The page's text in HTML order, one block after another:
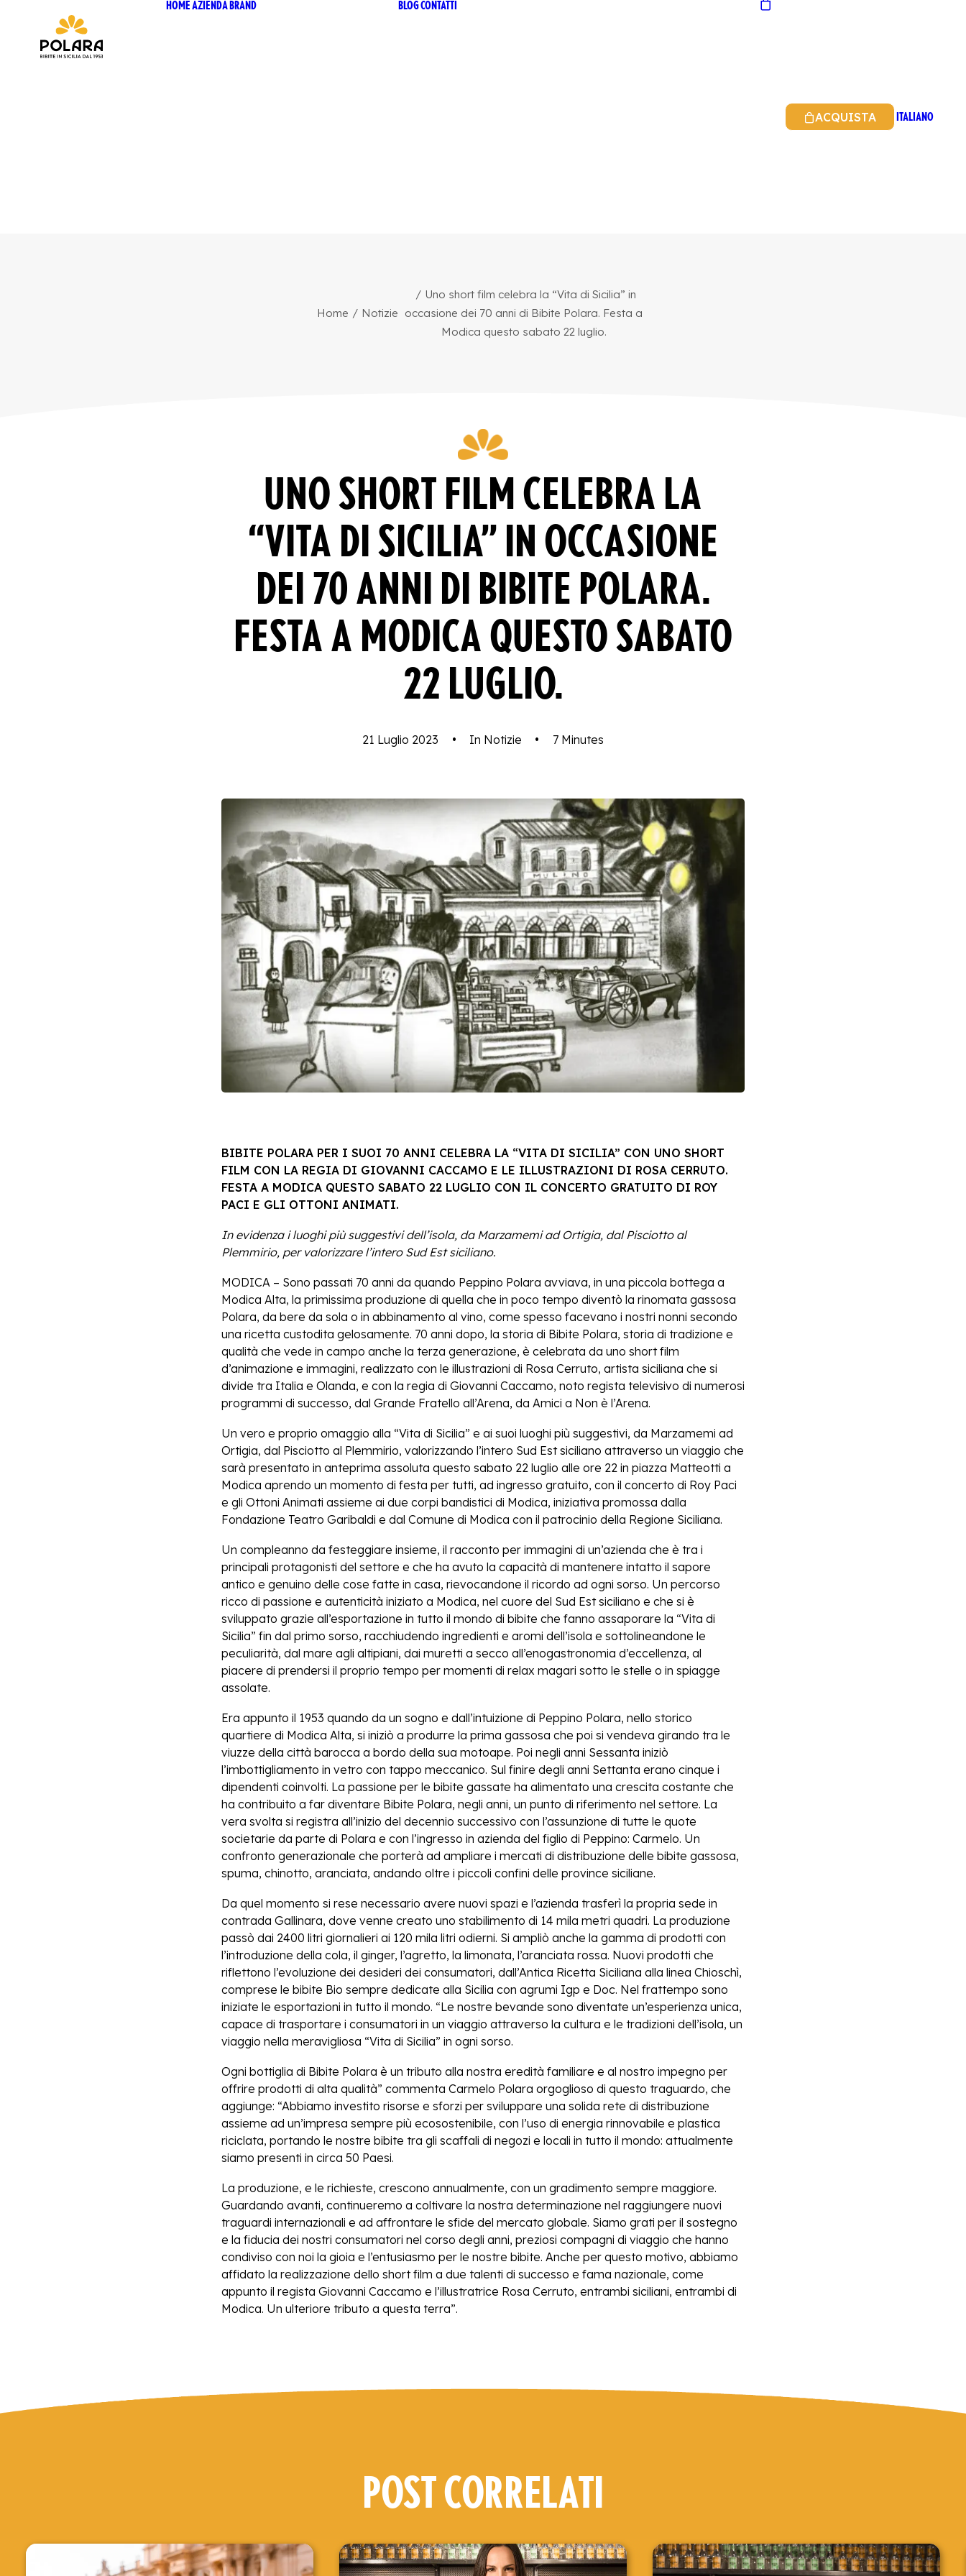
HOMEAZIENDABRAND BLOGCONTATTI
ACQUISTA ITALIANO
Home Notizie
Uno short film celebra la “Vita di Sicilia” in
occasione dei 70 anni di Bibite Polara. Festa a
Modica questo sabato 22 luglio.
UNO SHORT FILM CELEBRA LA
“VITA DI SICILIA” IN OCCASIONE
DEI 70 ANNI DI BIBITE POLARA.
FESTA A MODICA QUESTO SABATO
22 LUGLIO.
21 Luglio 2023 • In Notizie • 7 Minutes
BIBITE POLARA PER I SUOI 70 ANNI CELEBRA LA “VITA DI SICILIA” CON UNO SHORT
FILM CON LA REGIA DI GIOVANNI CACCAMO E LE ILLUSTRAZIONI DI ROSA CERRUTO.
FESTA A MODICA QUESTO SABATO 22 LUGLIO CON IL CONCERTO GRATUITO DI ROY
PACI E GLI OTTONI ANIMATI.
In evidenza i luoghi più suggestivi dell’isola, da Marzamemi ad Ortigia, dal Pisciotto al
Plemmirio, per valorizzare l’intero Sud Est siciliano.
MODICA – Sono passati 70 anni da quando Peppino Polara avviava, in una piccola bottega a
Modica Alta, la primissima produzione di quella che in poco tempo diventò la rinomata gassosa
Polara, da bere da sola o in abbinamento al vino, come spesso facevano i nostri nonni secondo
una ricetta custodita gelosamente. 70 anni dopo, la storia di Bibite Polara, storia di tradizione e
qualità che vede in campo anche la terza generazione, è celebrata da uno short film
d’animazione e immagini, realizzato con le illustrazioni di Rosa Cerruto, artista siciliana che si
divide tra Italia e Olanda, e con la regia di Giovanni Caccamo, noto regista televisivo di numerosi
programmi di successo, dal Grande Fratello all’Arena, da Amici a Non è l’Arena.
Un vero e proprio omaggio alla “Vita di Sicilia” e ai suoi luoghi più suggestivi, da Marzamemi ad
Ortigia, dal Pisciotto al Plemmirio, valorizzando l’intero Sud Est siciliano attraverso un viaggio che
sarà presentato in anteprima assoluta questo sabato 22 luglio alle ore 22 in piazza Matteotti a
Modica aprendo un momento di festa per tutti, ad ingresso gratuito, con il concerto di Roy Paci
e gli Ottoni Animati assieme ai due corpi bandistici di Modica, iniziativa promossa dalla
Fondazione Teatro Garibaldi e dal Comune di Modica con il patrocinio della Regione Siciliana.
Un compleanno da festeggiare insieme, il racconto per immagini di un’azienda che è tra i
principali protagonisti del settore e che ha avuto la capacità di mantenere intatto il sapore
antico e genuino delle cose fatte in casa, rievocandone il ricordo ad ogni sorso. Un percorso
ricco di passione e autenticità iniziato a Modica, nel cuore del Sud Est siciliano e che si è
sviluppato grazie all’esportazione in tutto il mondo di bibite che fanno assaporare la “Vita di
Sicilia” fin dal primo sorso, racchiudendo ingredienti e aromi dell’isola e sottolineandone le
peculiarità, dal mare agli altipiani, dai muretti a secco all’enogastronomia d’eccellenza, al
piacere di prendersi il proprio tempo per momenti di relax magari sotto le stelle o in spiagge
assolate.
Era appunto il 1953 quando da un sogno e dall’intuizione di Peppino Polara, nello storico
quartiere di Modica Alta, si iniziò a produrre la prima gassosa che poi si vendeva girando tra le
viuzze della città barocca a bordo della sua motoape. Poi negli anni Sessanta iniziò
l’imbottigliamento in vetro con tappo meccanico. Sul finire degli anni Settanta erano cinque i
dipendenti coinvolti. La passione per le bibite gassate ha alimentato una crescita costante che
ha contribuito a far diventare Bibite Polara, negli anni, un punto di riferimento nel settore. La
vera svolta si registra all’inizio del decennio successivo con l’assunzione di tutte le quote
societarie da parte di Polara e con l’ingresso in azienda del figlio di Peppino: Carmelo. Un
confronto generazionale che porterà ad ampliare i mercati di distribuzione delle bibite gassosa,
spuma, chinotto, aranciata, andando oltre i piccoli confini delle province siciliane.
Da quel momento si rese necessario avere nuovi spazi e l’azienda trasferì la propria sede in
contrada Gallinara, dove venne creato uno stabilimento di 14 mila metri quadri. La produzione
passò dai 2400 litri giornalieri ai 120 mila litri odierni. Si ampliò anche la gamma di prodotti con
l’introduzione della cola, il ginger, l’agretto, la limonata, l’aranciata rossa. Nuovi prodotti che
riflettono l’evoluzione dei desideri dei consumatori, dall’Antica Ricetta Siciliana alla linea Chioschì,
comprese le bibite Bio sempre dedicate alla Sicilia con agrumi Igp e Doc. Nel frattempo sono
iniziate le esportazioni in tutto il mondo. “Le nostre bevande sono diventate un’esperienza unica,
capace di trasportare i consumatori in un viaggio attraverso la cultura e le tradizioni dell’isola, un
viaggio nella meravigliosa “Vita di Sicilia” in ogni sorso.
Ogni bottiglia di Bibite Polara è un tributo alla nostra eredità familiare e al nostro impegno per
offrire prodotti di alta qualità” commenta Carmelo Polara orgoglioso di questo traguardo, che
aggiunge: “Abbiamo investito risorse e sforzi per sviluppare una solida rete di distribuzione
assieme ad un’impresa sempre più ecosostenibile, con l’uso di energia rinnovabile e plastica
riciclata, portando le nostre bibite tra gli scaffali di negozi e locali in tutto il mondo: attualmente
siamo presenti in circa 50 Paesi.
La produzione, e le richieste, crescono annualmente, con un gradimento sempre maggiore.
Guardando avanti, continueremo a coltivare la nostra determinazione nel raggiungere nuovi
traguardi internazionali e ad affrontare le sfide del mercato globale. Siamo grati per il sostegno
e la fiducia dei nostri consumatori nel corso degli anni, preziosi compagni di viaggio che hanno
condiviso con noi la gioia e l’entusiasmo per le nostre bibite. Anche per questo motivo, abbiamo
affidato la realizzazione dello short film a due talenti di successo e fama nazionale, come
appunto il regista Giovanni Caccamo e l’illustratrice Rosa Cerruto, entrambi siciliani, entrambi di
Modica. Un ulteriore tributo a questa terra”.
POST CORRELATI